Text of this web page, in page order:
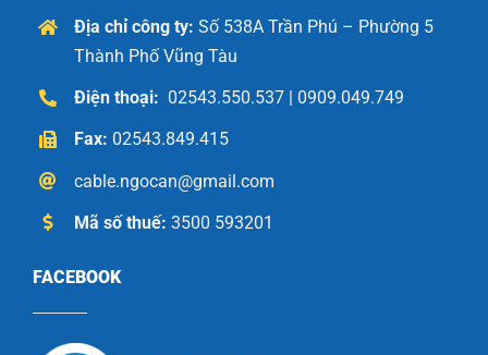
Địa chỉ công ty: Số 538A Trần Phú – Phường 5
Thành Phố Vũng Tàu
Điện thoại: 02543.550.537 | 0909.049.749
Fax: 02543.849.415
cable.ngocan@gmail.com
Mã số thuế: 3500 593201
FACEBOOK